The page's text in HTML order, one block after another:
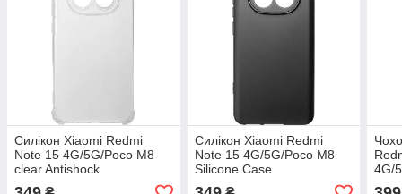
Силікон Xiaomi Redmi
Note 15 4G/5G/Poco M8
clear Antishock
Силікон Xiaomi Redmi
Note 15 4G/5G/Poco M8
Silicone Case
4G/